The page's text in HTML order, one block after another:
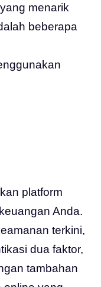
menarik
beberapa
platform
Anda.
terkini,
dua faktor,
tambahan